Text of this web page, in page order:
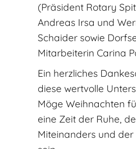
(Präsident Rotary
Andreas Irsa und
Schaider sowie
Mitarbeiterin Carina
Ein herzliches
diese wertvolle
Möge Weihnachten
eine Zeit der Ruhe,
Miteinanders und